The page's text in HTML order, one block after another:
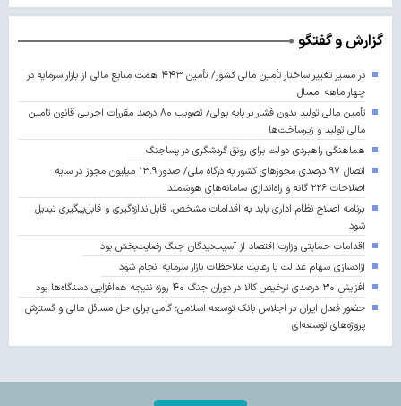
گزارش و گفتگو
در مسیر تغییر ساختار تأمین مالی کشور/ تأمین ۴۴۳ همت منابع مالی از بازار سرمایه در
چهار ماهه امسال
تأمین مالی تولید بدون فشار بر پایه پولی/ تصویب ۸۰ درصد مقررات اجرایی قانون تامین
مالی تولید و زیرساخت‌ها
هماهنگی راهبردی دولت برای رونق گردشگری در پساجنگ
اتصال ۹۷ درصدی مجوزهای کشور به درگاه ملی/ صدور ۱۳.۹ میلیون مجوز در سایه
اصلاحات ۲۲۶ گانه و راه‌اندازی سامانه‌های هوشمند
برنامه اصلاح نظام اداری باید به اقدامات مشخص، قابل‌اندازه‌گیری و قابل‌پیگیری تبدیل
شود
اقدامات حمایتی وزارت اقتصاد از آسیب‌دیدگان جنگ رضایت‌بخش بود
آزادسازی سهام عدالت با رعایت ملاحظات بازار سرمایه انجام شود
افزایش ۳۰ درصدی ترخیص کالا در دوران جنگ ۴۰ روزه نتیجه هم‌افزایی دستگاه‌ها بود
حضور فعال ایران در اجلاس بانک توسعه اسلامی؛ گامی برای حل مسائل مالی و گسترش
پروژه‌های توسعه‌ای